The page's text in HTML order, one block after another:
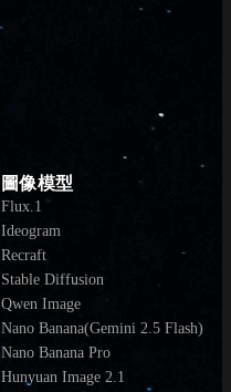
圖像模型
Flux.1
Ideogram
Recraft
Stable Diffusion
Qwen Image
Nano Banana(Gemini 2.5 Flash)
Nano Banana Pro
Hunyuan Image 2.1